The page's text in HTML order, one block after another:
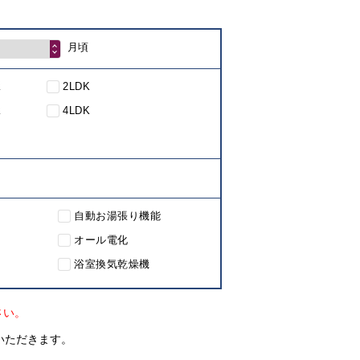
月頃
2LDK
4LDK
自動お湯張り機能
オール電化
浴室換気乾燥機
。
だきます。